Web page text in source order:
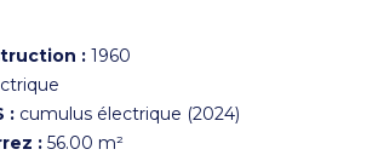
: 1960
: cumulus électrique (2024)
: 56.00 m²